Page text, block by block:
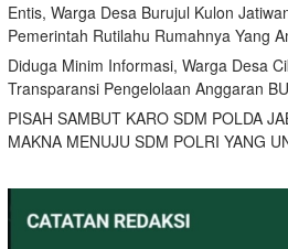
Entis, Warga Desa Burujul Kulon
Pemerintah Rutilahu Rumahnya Yang
Diduga Minim Informasi, Warga Desa
Transparansi Pengelolaan Anggaran
PISAH SAMBUT KARO SDM POLDA
MAKNA MENUJU SDM POLRI YANG